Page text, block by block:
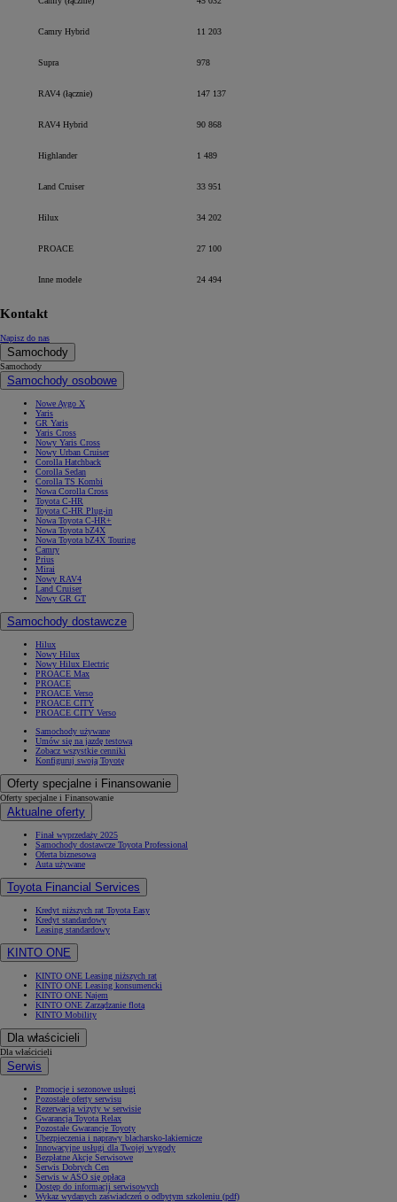
Camry Hybrid 11 203
Supra 978
RAV4 (łącznie) 147 137
RAV4 Hybrid 90 868
Highlander 1 489
Land Cruiser 33 951
Hilux 34 202
PROACE 27 100
Inne modele 24 494
Kontakt
Napisz do nas
Samochody
Samochody
Samochody osobowe
Nowe Aygo X
Yaris
GR Yaris
Yaris Cross
Nowy Yaris Cross
Nowy Urban Cruiser
Corolla Hatchback
Corolla Sedan
Corolla TS Kombi
Nowa Corolla Cross
Toyota C-HR
Toyota C-HR Plug-in
Nowa Toyota C-HR+
Nowa Toyota bZ4X
Nowa Toyota bZ4X Touring
Camry
Prius
Mirai
Nowy RAV4
Land Cruiser
Nowy GR GT
Samochody dostawcze
Hilux
Nowy Hilux
Nowy Hilux Electric
PROACE Max
PROACE
PROACE Verso
PROACE CITY
PROACE CITY Verso
Samochody używane
Umów się na jazdę testową
Zobacz wszystkie cenniki
Konfiguruj swoją Toyotę
Oferty specjalne i Finansowanie
Oferty specjalne i Finansowanie
Aktualne oferty
Finał wyprzedaży 2025
Samochody dostawcze Toyota Professional
Oferta biznesowa
Auta używane
Toyota Financial Services
Kredyt niższych rat Toyota Easy
Kredyt standardowy
Leasing standardowy
KINTO ONE
KINTO ONE Leasing niższych rat
KINTO ONE Leasing konsumencki
KINTO ONE Najem
KINTO ONE Zarządzanie flotą
KINTO Mobility
Dla właścicieli
Dla właścicieli
Serwis
Promocje i sezonowe usługi
Pozostałe oferty serwisu
Rezerwacja wizyty w serwisie
Gwarancja Toyota Relax
Pozostałe Gwarancje Toyoty
Ubezpieczenia i naprawy blacharsko-lakiernicze
Innowacyjne usługi dla Twojej wygody
Bezpłatne Akcje Serwisowe
Serwis Dobrych Cen
Serwis w ASO się opłaca
Dostęp do informacji serwisowych
Wykaz wydanych zaświadczeń o odbytym szkoleniu (pdf)